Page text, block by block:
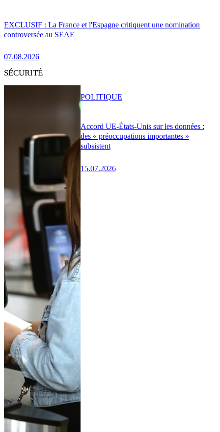
EXCLUSIF : La France et l'Espagne critiquent une nomination
controversée au SEAE
07.08.2026
SÉCURITÉ
Accord UE-États-Unis sur les données :
des « préoccupations importantes »
subsistent
15.07.2026
POLITIQUE